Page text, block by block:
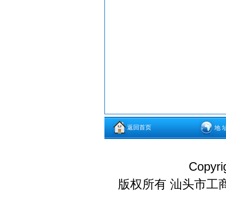
返回首页 地
版权所有 汕头市工